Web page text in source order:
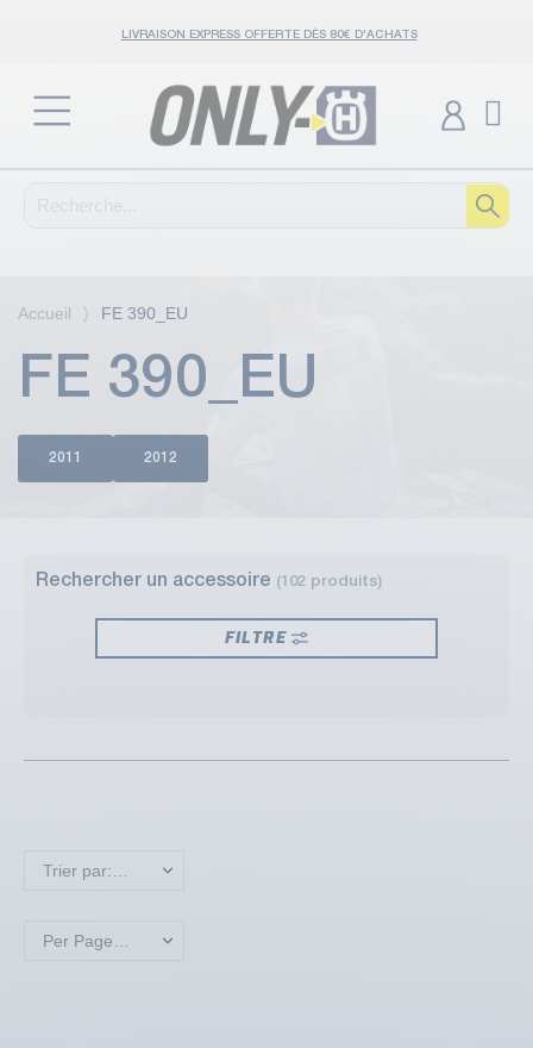
LIVRAISON EXPRESS OFFERTE DÈS 80€ D'ACHATS
Accueil FE 390_EU
FE 390_EU
2011 2012
Rechercher un accessoire (102 produits)
FILTRE